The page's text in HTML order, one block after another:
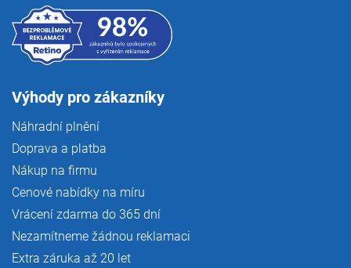
Výhody pro zákazníky
Náhradní plnění
Doprava a platba
Nákup na firmu
Cenové nabídky na míru
Vrácení zdarma do 365 dní
Nezamítneme žádnou reklamaci
Extra záruka až 20 let